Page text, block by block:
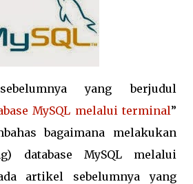
yang berjudul
MySQL melalui terminal”
bagaimana melakukan
database MySQL melalui
artikel sebelumnya yang